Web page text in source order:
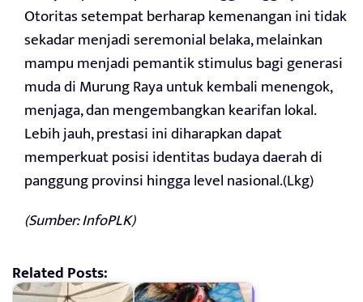
Otoritas setempat berharap kemenangan ini tidak
sekadar menjadi seremonial belaka, melainkan
mampu menjadi pemantik stimulus bagi generasi
muda di Murung Raya untuk kembali menengok,
menjaga, dan mengembangkan kearifan lokal.
Lebih jauh, prestasi ini diharapkan dapat
memperkuat posisi identitas budaya daerah di
panggung provinsi hingga level nasional.(Lkg)
(Sumber: InfoPLK)
Related Posts: